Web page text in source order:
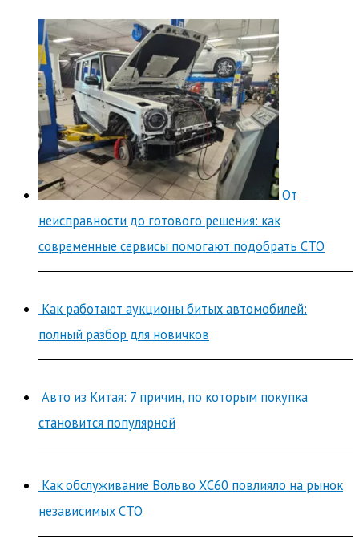
От
неисправности до готового решения: как
современные сервисы помогают подобрать СТО
Как работают аукционы битых автомобилей:
полный разбор для новичков
Авто из Китая: 7 причин, по которым покупка
становится популярной
Как обслуживание Вольво ХС60 повлияло на рынок
независимых СТО